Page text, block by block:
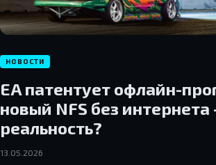
НОВОСТИ
EA патентует офлайн-
новый NFS без интернета
реальность?
13.05.2026